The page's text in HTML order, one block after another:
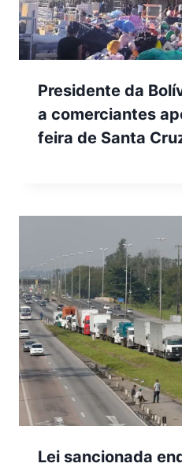
Presidente da
a comerciantes
feira de Santa
Lei sancionada